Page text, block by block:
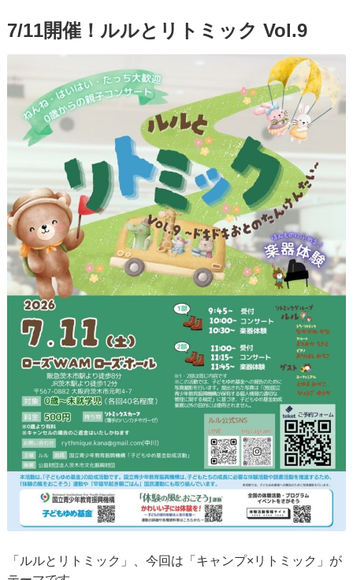
7/11開催！ルルとリトミック Vol.9
「ルルとリトミック」、今回は「キャンプ×リトミック」が